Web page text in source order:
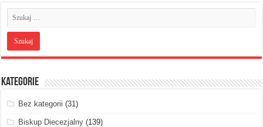
Kategorie
Bez kategorii (31)
Biskup Diecezjalny (139)